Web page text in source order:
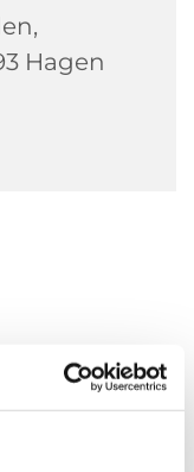
Hagen